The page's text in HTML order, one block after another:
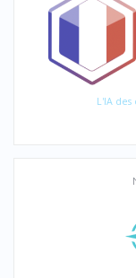
L'IA des